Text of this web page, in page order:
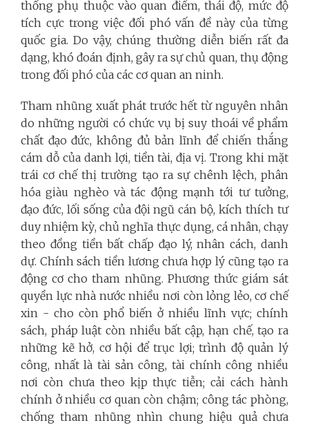
thống phụ thuộc vào quan điểm, thái độ, mức độ
tích cực trong việc đối phó vấn đề này của từng
quốc gia. Do vậy, chúng thường diễn biến rất đa
dạng, khó đoán định, gây ra sự chủ quan, thụ động
trong đối phó của các cơ quan an ninh.
Tham nhũng xuất phát trước hết từ nguyên nhân
do những người có chức vụ bị suy thoái về phẩm
chất đạo đức, không đủ bản lĩnh để chiến thắng
cám dỗ của danh lợi, tiền tài, địa vị. Trong khi mặt
trái cơ chế thị trường tạo ra sự chênh lệch, phân
hóa giàu nghèo và tác động mạnh tới tư tưởng,
đạo đức, lối sống của đội ngũ cán bộ, kích thích tư
duy nhiệm kỳ, chủ nghĩa thực dụng, cá nhân, chạy
theo đồng tiền bất chấp đạo lý, nhân cách, danh
dự. Chính sách tiền lương chưa hợp lý cũng tạo ra
động cơ cho tham nhũng. Phương thức giám sát
quyền lực nhà nước nhiều nơi còn lỏng lẻo, cơ chế
xin - cho còn phổ biến ở nhiều lĩnh vực; chính
sách, pháp luật còn nhiều bất cập, hạn chế, tạo ra
những kẽ hở, cơ hội để trục lợi; trình độ quản lý
công, nhất là tài sản công, tài chính công nhiều
nơi còn chưa theo kịp thực tiễn; cải cách hành
chính ở nhiều cơ quan còn chậm; công tác phòng,
chống tham nhũng nhìn chung hiệu quả chưa